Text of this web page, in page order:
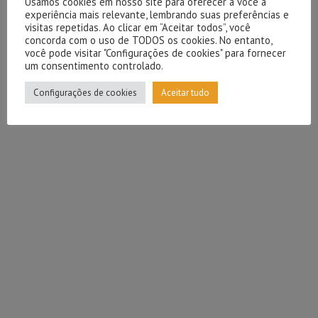
experiência mais relevante, lembrando suas preferências e
visitas repetidas. Ao clicar em “Aceitar todos”, você
concorda com o uso de TODOS os cookies. No entanto,
você pode visitar "Configurações de cookies" para fornecer
um consentimento controlado.
Configurações de cookies Aceitar tudo